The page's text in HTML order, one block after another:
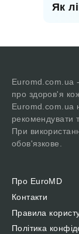
Як
Euromd.com.ua -
про здоров'я
Euromd.com.ua
рекомендувати
При
обов'язкове.
Про EuroMD
Контакти
Правила
Політика